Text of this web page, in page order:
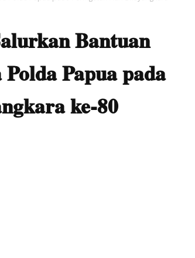
Bantuan
Papua pada
ke-80